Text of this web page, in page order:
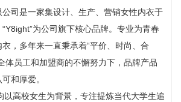
公司是一家集设计、生产、营销女性内衣于
为公司旗下核心品牌。专业为青春
，多年来一直秉承着“平价、时尚、合
体员工和加盟商的不懈努力下，品牌产品
和厚爱。
以高校女生为背景，专注提炼当代大学生追